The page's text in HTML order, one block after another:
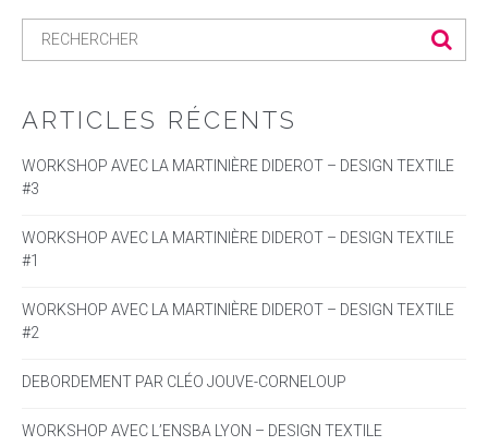
ARTICLES RÉCENTS
WORKSHOP AVEC LA MARTINIÈRE DIDEROT – DESIGN TEXTILE
#3
WORKSHOP AVEC LA MARTINIÈRE DIDEROT – DESIGN TEXTILE
#1
WORKSHOP AVEC LA MARTINIÈRE DIDEROT – DESIGN TEXTILE
#2
DEBORDEMENT PAR CLÉO JOUVE-CORNELOUP
WORKSHOP AVEC L’ENSBA LYON – DESIGN TEXTILE